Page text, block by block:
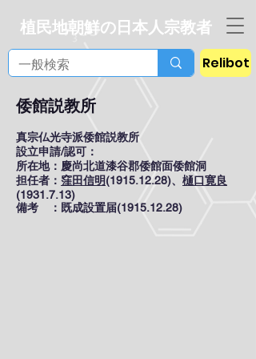
植民地朝鮮の日本人宗教者
Relibot
倭館説教所
真宗仏光寺派倭館説教所
設立申請/認可：
所在地：慶尚北道漆谷郡倭館面倭館洞
担任者： 窪田信明(1915.12.28)、 樋口寛良
(1931.7.13)
備考 ：既成設置届(1915.12.28)